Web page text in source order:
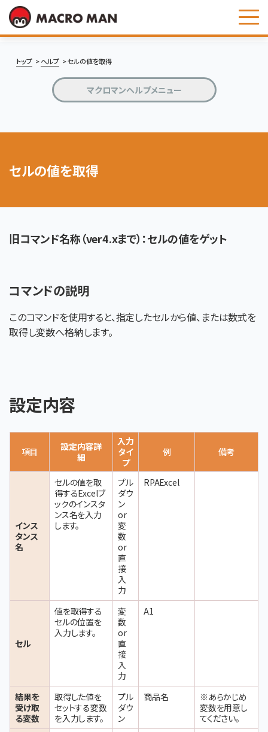
トップ ヘルプ セルの値を取得
マクロマンヘルプメニュー
セルの値を取得
旧コマンド名称（ver4.xまで）：セルの値をゲット
コマンドの説明
このコマンドを使用すると、指定したセルから値、または数式を
取得し変数へ格納します。
設定内容
項目
設定内容詳
細
入力
タイ
プ
例 備考
インス
タンス
名
セルの値を取
得するExcelブ
ックのインスタ
ンス名を入力
します。
プル
ダウ
ン
or
変
数
or
直
接
入
力
RPAExcel
セル
値を取得する
セルの位置を
入力します。
変
数
or
直
接
入
力
A1
結果を
受け取
る変数
取得した値を
セットする変数
を入力します。
プル
ダウ
ン
商品名
※あらかじめ
変数を用意し
てください。